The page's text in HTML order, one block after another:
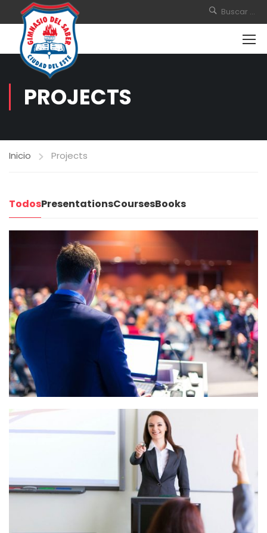
PROJECTS
Inicio Projects
TodosPresentationsCoursesBooks